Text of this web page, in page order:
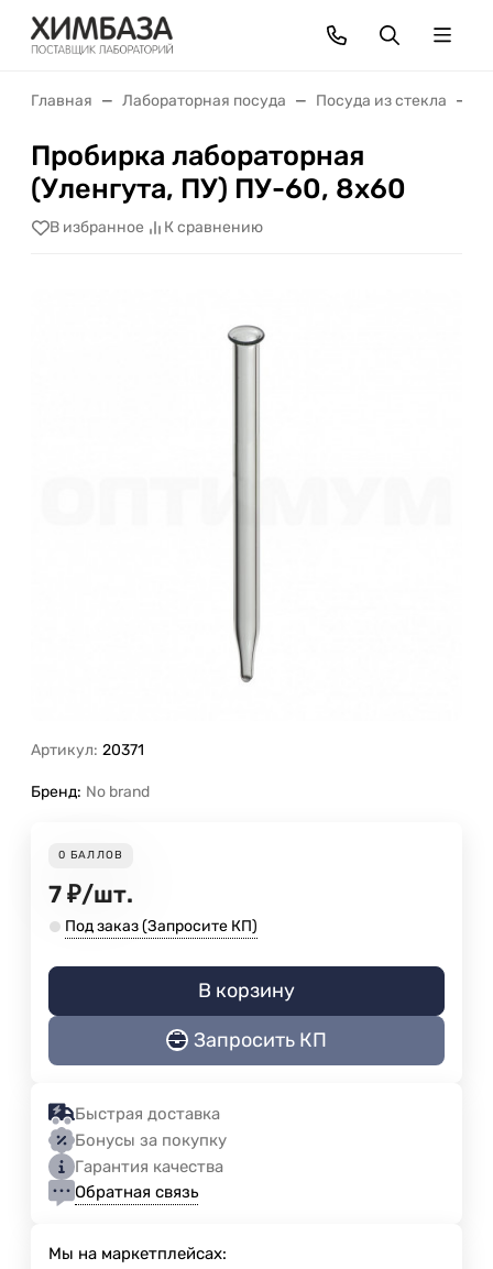
Главная Лабораторная посуда Посуда из стекла
Пробирка лабораторная
(Уленгута, ПУ) ПУ-60, 8х60
В избранное К сравнению
Артикул: 20371
Бренд: No brand
0 БАЛЛОВ
7 ₽/шт.
Под заказ (Запросите КП)
В корзину
Запросить КП
Быстрая доставка
Бонусы за покупку
Гарантия качества
Обратная связь
Мы на маркетплейсах: